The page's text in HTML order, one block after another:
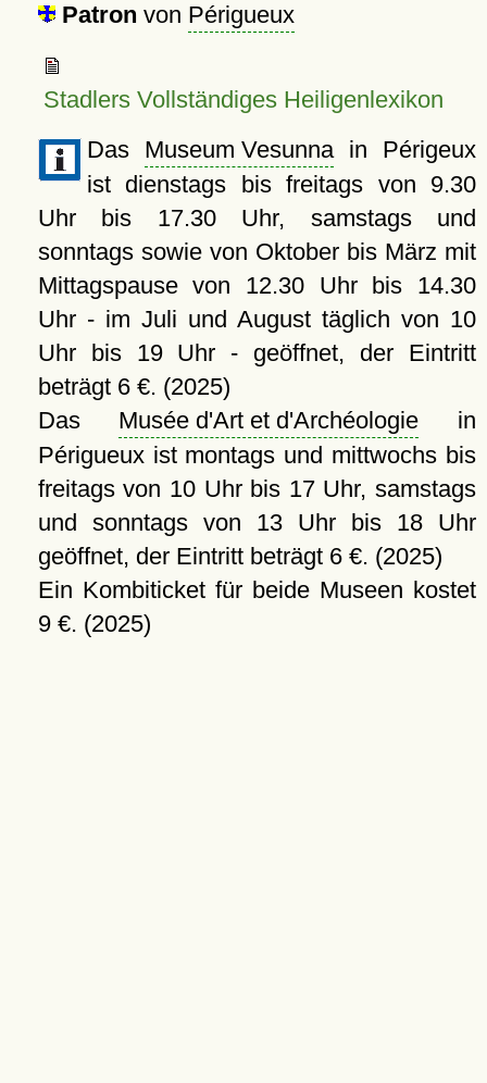
Patron von Périgueux
Stadlers Vollständiges Heiligenlexikon
Das Museum Vesunnain Périgeux
ist dienstags bis freitags von 9.30
Uhr bis 17.30 Uhr, samstags und
sonntags sowie von Oktober bis März mit
Mittagspause von 12.30 Uhr bis 14.30
Uhr - im Juli und August täglich von 10
Uhr bis 19 Uhr - geöffnet, der Eintritt
beträgt 6 €. (2025)
Das Musée d'Art et d'Archéologie in
Périgueux ist montags und mittwochs bis
freitags von 10 Uhr bis 17 Uhr, samstags
und sonntags von 13 Uhr bis 18 Uhr
geöffnet, der Eintritt beträgt 6 €. (2025)
Ein Kombiticket für beide Museen kostet
9 €. (2025)